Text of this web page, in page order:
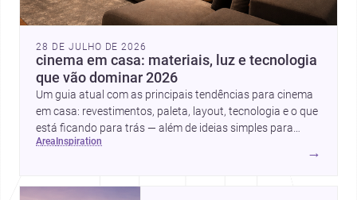
28 DE JULHO DE 2026
cinema em casa: materiais, luz e tecnologia
que vão dominar 2026
Um guia atual com as principais tendências para cinema
em casa: revestimentos, paleta, layout, tecnologia e o que
está ficando para trás — além de ideias simples para
atualizar sem reforma completa.
area inspiration
→